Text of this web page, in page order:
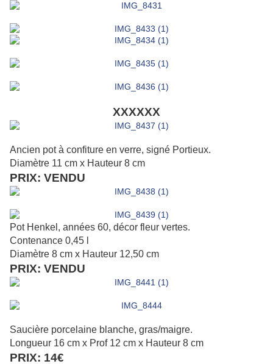
XXXXXX
Ancien pot à confiture en verre, signé Portieux.
Diamètre 11 cm x Hauteur 8 cm
PRIX: VENDU
Pot Henkel, années 60, décor fleur vertes.
Contenance 0,45 l
Diamètre 8 cm x Hauteur 12,50 cm
PRIX: VENDU
Saucière porcelaine blanche, gras/maigre.
Longueur 16 cm x Prof 12 cm x Hauteur 8 cm
PRIX: 14€